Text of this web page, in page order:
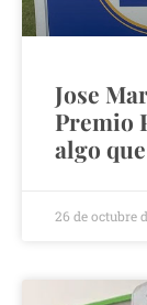
Jose
Premio
algo
26 de octubre